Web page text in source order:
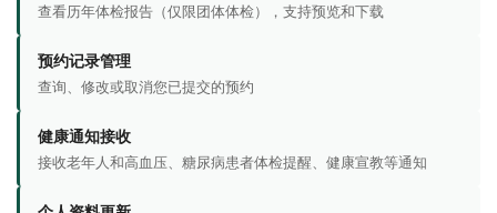
查看历年体检报告（仅限团体体检），支持预览和下载
预约记录管理
查询、修改或取消您已提交的预约
健康通知接收
接收老年人和高血压、糖尿病患者体检提醒、健康宣教等通知